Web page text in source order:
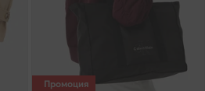
Промоция